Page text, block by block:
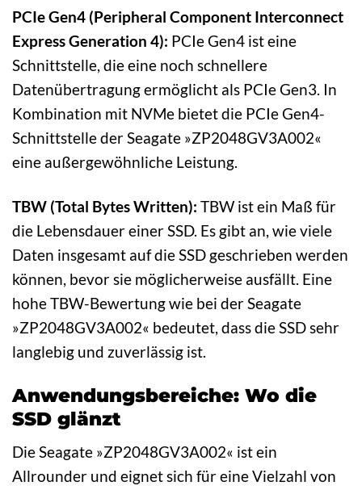
PCIe Gen4 (Peripheral Component Interconnect
Express Generation 4): PCIe Gen4 ist eine
Schnittstelle, die eine noch schnellere
Datenübertragung ermöglicht als PCIe Gen3. In
Kombination mit NVMe bietet die PCIe Gen4-
Schnittstelle der Seagate »ZP2048GV3A002«
eine außergewöhnliche Leistung.
TBW (Total Bytes Written): TBW ist ein Maß für
die Lebensdauer einer SSD. Es gibt an, wie viele
Daten insgesamt auf die SSD geschrieben werden
können, bevor sie möglicherweise ausfällt. Eine
hohe TBW-Bewertung wie bei der Seagate
»ZP2048GV3A002« bedeutet, dass die SSD sehr
langlebig und zuverlässig ist.
Anwendungsbereiche: Wo die
SSD glänzt
Die Seagate »ZP2048GV3A002« ist ein
Allrounder und eignet sich für eine Vielzahl von